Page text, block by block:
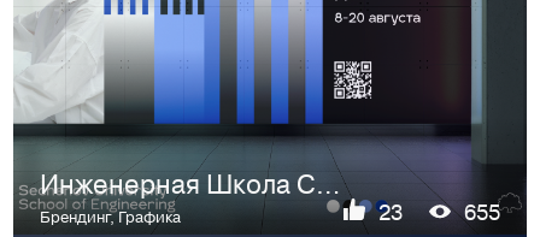
Инженерная Школа Сеченовского Университета
Брендинг,Графика 23 655